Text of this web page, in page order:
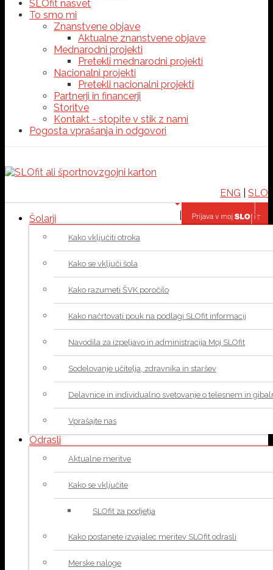
SLOfit nasvet
To smo mi
Znanstvene objave
Aktualne znanstvene objave
Mednarodni projekti
Pretekli mednarodni projekti
Nacionalni projekti
Pretekli nacionalni projekti
Partnerji in financerji
Storitve
Kontakt - stopite v stik z nami
Pogosta vprašanja in odgovori
ENG
SLO
Šolarji
Kako vključiti otroka
Kako se vključi šola
Kako razumeti ŠVK poročilo
Kako načrtovati pouk na podlagi SLOfit informacij
Navodila za izpeljavo in administracija Moj SLOfit
Sodelovanje učitelja, zdravnika in staršev
Delavnice in individualno svetovanje o telesnem in
Vprašajte nas
Odrasli
Aktualne meritve
Kako se vključite
SLOfit za podjetja
Kako postanete izvajalec meritev SLOfit odrasli
Merske naloge